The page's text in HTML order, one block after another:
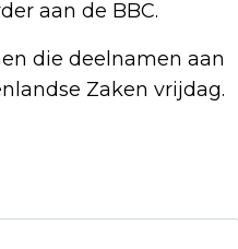
aan de BBC.
die deelnamen aan
Zaken vrijdag.
TEGEN